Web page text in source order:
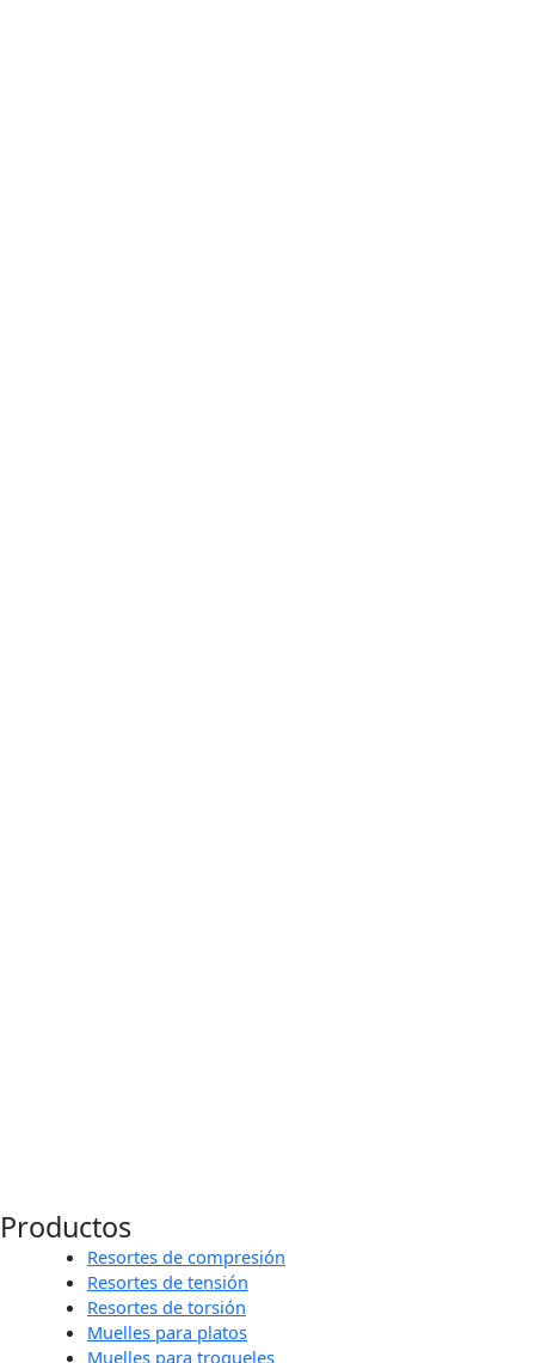
Productos
Resortes de compresión
Resortes de tensión
Resortes de torsión
Muelles para platos
Muelles para troqueles